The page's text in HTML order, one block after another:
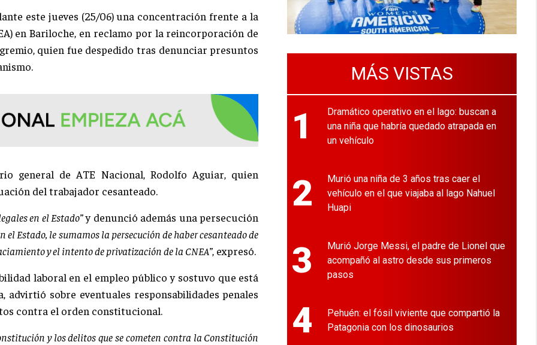
este jueves (25/06) una concentración frente a la
en Bariloche, en reclamo por la reincorporación de
quien fue despedido tras denunciar presuntos
general de ATE Nacional, Rodolfo Aguiar, quien
del trabajador cesanteado.
en el Estado”y denunció además una persecución
el Estado, le sumamos la persecución de haber cesanteado de
y el intento de privatización de la CNEA”, expresó.
laboral en el empleo público y sostuvo que está
sobre eventuales responsabilidades penales
contra el orden constitucional.
y los delitos que se cometen contra la Constitución
MÁS VISTAS
1
Dramático operativo en el lago: buscan a
una niña que habría quedado atrapada en
un vehículo
2
Murió una niña de 3 años tras caer el
vehículo en el que viajaba al lago Nahuel
Huapi
3
Murió Jorge Messi, el padre de Lionel que
acompañó al astro desde sus primeros
pasos
4
Pehuén: el fósil viviente que compartió la
Patagonia con los dinosaurios